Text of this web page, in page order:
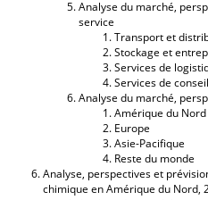
Analyse du marché,
service
Transport et
Stockage et
Services de
Services de
Analyse du marché,
Amérique du Nord
Europe
Asie-Pacifique
Reste du monde
Analyse, perspectives et
chimique en Amérique du Nord,